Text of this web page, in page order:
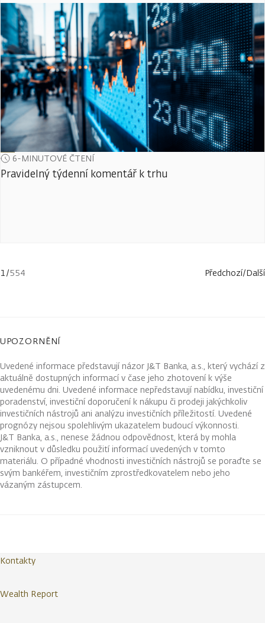
6-MINUTOVÉ ČTENÍ
Pravidelný týdenní komentář k trhu
1/554 Předchozí/Další
UPOZORNĚNÍ
Uvedené informace představují názor J&T Banka, a.s., který vychází z
aktuálně dostupných informací v čase jeho zhotovení k výše
uvedenému dni. Uvedené informace nepředstavují nabídku, investiční
poradenství, investiční doporučení k nákupu či prodeji jakýchkoliv
investičních nástrojů ani analýzu investičních příležitostí. Uvedené
prognózy nejsou spolehlivým ukazatelem budoucí výkonnosti.
J&T Banka, a.s., nenese žádnou odpovědnost, která by mohla
vzniknout v důsledku použití informací uvedených v tomto
materiálu. O případné vhodnosti investičních nástrojů se poraďte se
svým bankéřem, investičním zprostředkovatelem nebo jeho
vázaným zástupcem.
Kontakty
Wealth Report